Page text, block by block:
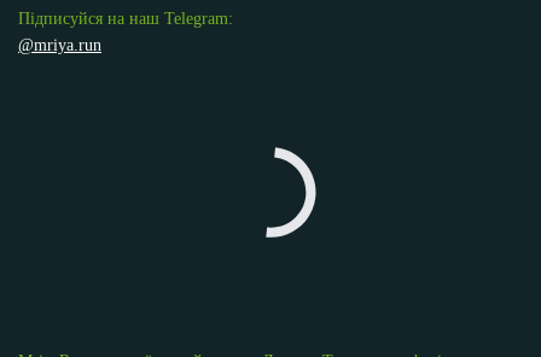
Підписуйся на наш Telegram:
@mriya.run